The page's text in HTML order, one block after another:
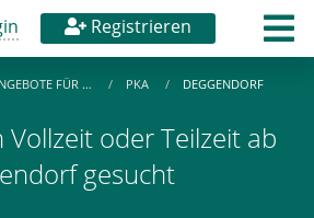
Registrieren
FÜR … PKA DEGGENDORF
Vollzeit oder Teilzeit ab
gesucht